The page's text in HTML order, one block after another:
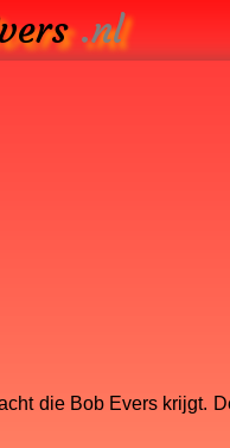
.nl
die Bob Evers krijgt.